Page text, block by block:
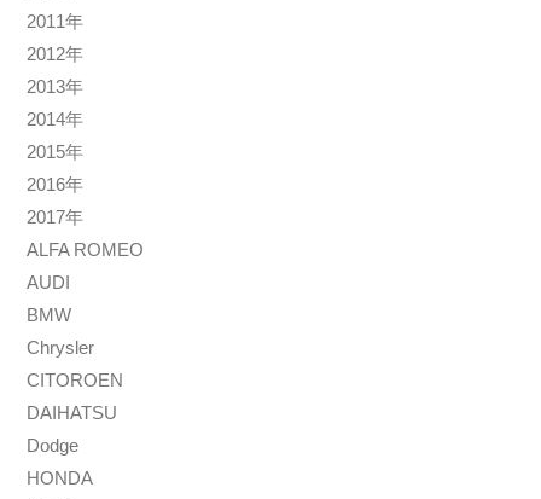
2011年
2012年
2013年
2014年
2015年
2016年
2017年
ALFA ROMEO
AUDI
BMW
Chrysler
CITOROEN
DAIHATSU
Dodge
HONDA